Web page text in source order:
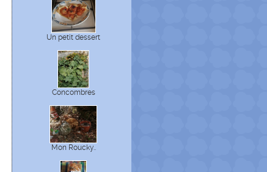
Un petit dessert
Concombres
Mon Roucky..